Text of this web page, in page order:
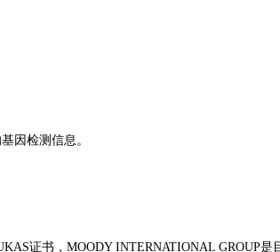
因检测信息。
证书，MOODY INTERNATIONAL GROUP